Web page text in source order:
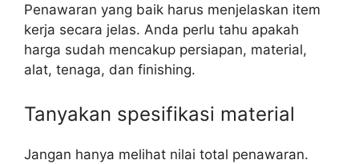
Penawaran yang baik harus menjelaskan item
kerja secara jelas. Anda perlu tahu apakah
harga sudah mencakup persiapan, material,
alat, tenaga, dan finishing.
Tanyakan spesifikasi material
Jangan hanya melihat nilai total penawaran.